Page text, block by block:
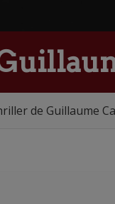
de Guillaume